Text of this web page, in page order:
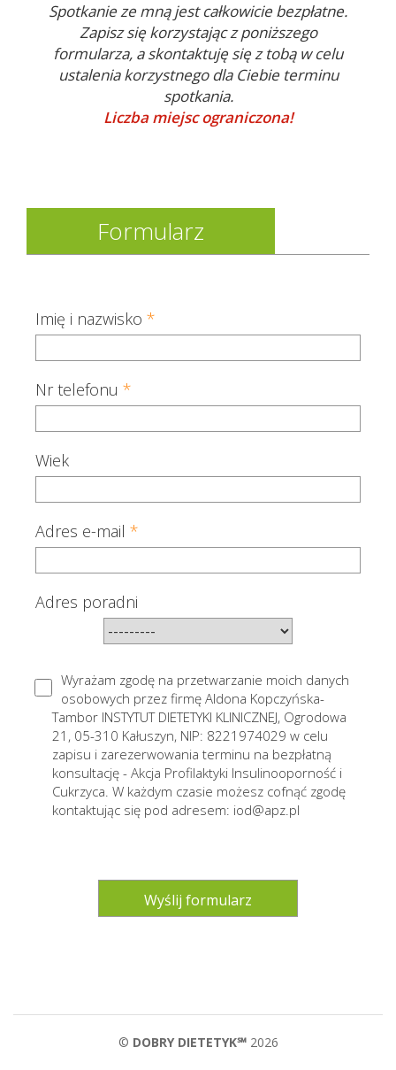
Spotkanie ze mną jest całkowicie bezpłatne.
Zapisz się korzystając z poniższego
formularza, a skontaktuję się z tobą w celu
ustalenia korzystnego dla Ciebie terminu
spotkania.
Liczba miejsc ograniczona!
Formularz
Imię i nazwisko *
Nr telefonu *
Wiek
Adres e-mail *
Adres poradni
Wyrażam zgodę na przetwarzanie moich danych
osobowych przez firmę Aldona Kopczyńska-
Tambor INSTYTUT DIETETYKI KLINICZNEJ, Ogrodowa
21, 05-310 Kałuszyn, NIP: 8221974029 w celu
zapisu i zarezerwowania terminu na bezpłatną
konsultację - Akcja Profilaktyki Insulinooporność i
Cukrzyca. W każdym czasie możesz cofnąć zgodę
kontaktując się pod adresem: iod@apz.pl
© DOBRY DIETETYK℠2026